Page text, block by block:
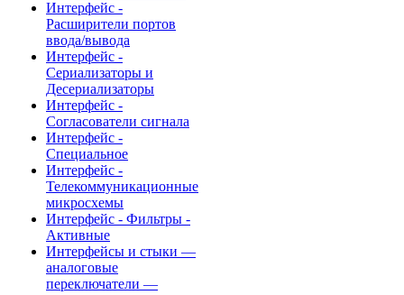
Интерфейс -
Расширители портов
ввода/вывода
Интерфейс -
Сериализаторы и
Десериализаторы
Интерфейс -
Согласователи сигнала
Интерфейс -
Специальное
Интерфейс -
Телекоммуникационные
микросхемы
Интерфейс - Фильтры -
Активные
Интерфейсы и стыки —
аналоговые
переключатели —